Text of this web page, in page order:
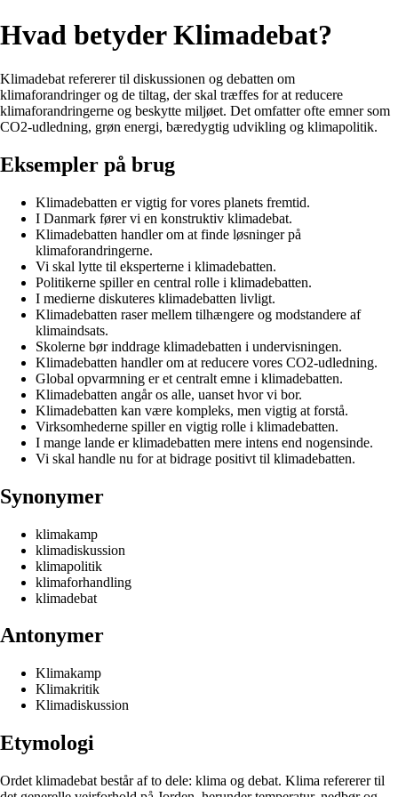
Hvad betyder Klimadebat?
Klimadebat refererer til diskussionen og debatten om
klimaforandringer og de tiltag, der skal træffes for at reducere
klimaforandringerne og beskytte miljøet. Det omfatter ofte emner som
CO2-udledning, grøn energi, bæredygtig udvikling og klimapolitik.
Eksempler på brug
Klimadebatten er vigtig for vores planets fremtid.
I Danmark fører vi en konstruktiv klimadebat.
Klimadebatten handler om at finde løsninger på
klimaforandringerne.
Vi skal lytte til eksperterne i klimadebatten.
Politikerne spiller en central rolle i klimadebatten.
I medierne diskuteres klimadebatten livligt.
Klimadebatten raser mellem tilhængere og modstandere af
klimaindsats.
Skolerne bør inddrage klimadebatten i undervisningen.
Klimadebatten handler om at reducere vores CO2-udledning.
Global opvarmning er et centralt emne i klimadebatten.
Klimadebatten angår os alle, uanset hvor vi bor.
Klimadebatten kan være kompleks, men vigtig at forstå.
Virksomhederne spiller en vigtig rolle i klimadebatten.
I mange lande er klimadebatten mere intens end nogensinde.
Vi skal handle nu for at bidrage positivt til klimadebatten.
Synonymer
klimakamp
klimadiskussion
klimapolitik
klimaforhandling
klimadebat
Antonymer
Klimakamp
Klimakritik
Klimadiskussion
Etymologi
Ordet klimadebat består af to dele: klima og debat. Klima refererer til